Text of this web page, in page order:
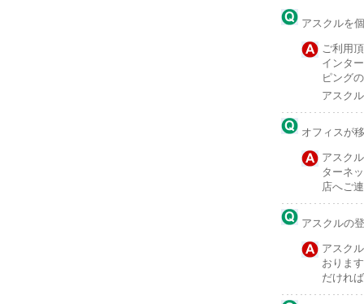
アスクルを
ご利用
インタ
ピング
アスク
オフィスが
アスク
ターネ
店へご
アスクルの
アスク
おりま
だけれ